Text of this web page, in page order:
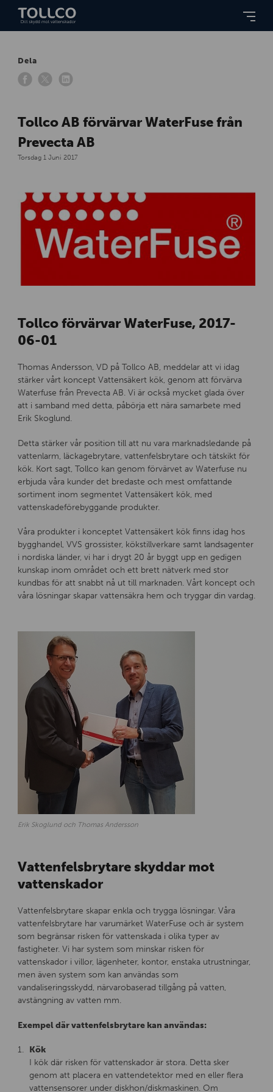
Dela
Tollco AB förvärvar WaterFuse från
Prevecta AB
Torsdag 1 Juni 2017
Tollco förvärvar WaterFuse, 2017-
06-01
Thomas Andersson, VD på Tollco AB, meddelar att vi idag
stärker vårt koncept Vattensäkert kök, genom att förvärva
Waterfuse från Prevecta AB. Vi är också mycket glada över
att i samband med detta, påbörja ett nära samarbete med
Erik Skoglund.
Detta stärker vår position till att nu vara marknadsledande på
vattenlarm, läckagebrytare, vattenfelsbrytare och tätskikt för
kök. Kort sagt, Tollco kan genom förvärvet av Waterfuse nu
erbjuda våra kunder det bredaste och mest omfattande
sortiment inom segmentet Vattensäkert kök, med
vattenskadeförebyggande produkter.
Våra produkter i konceptet Vattensäkert kök finns idag hos
bygghandel, VVS grossister, kökstillverkare samt landsagenter
i nordiska länder, vi har i drygt 20 år byggt upp en gedigen
kunskap inom området och ett brett nätverk med stor
kundbas för att snabbt nå ut till marknaden. Vårt koncept och
våra lösningar skapar vattensäkra hem och tryggar din vardag.
Erik Skoglund och Thomas Andersson
Vattenfelsbrytare skyddar mot
vattenskador
Vattenfelsbrytare skapar enkla och trygga lösningar. Våra
vattenfelsbrytare har varumärket WaterFuse och är system
som begränsar risken för vattenskada i olika typer av
fastigheter. Vi har system som minskar risken för
vattenskador i villor, lägenheter, kontor, enstaka utrustningar,
men även system som kan användas som
vandaliseringsskydd, närvarobaserad tillgång på vatten,
avstängning av vatten mm.
Exempel där vattenfelsbrytare kan användas:
Kök
I kök där risken för vattenskador är stora. Detta sker
genom att placera en vattendetektor med en eller flera
vattensensorer under diskhon/diskmaskinen. Om